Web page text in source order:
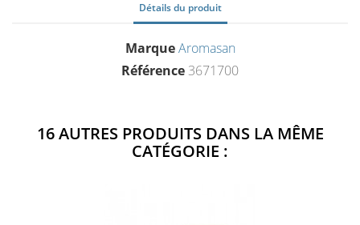
Détails du produit
Marque Aromasan
Référence 3671700
16 AUTRES PRODUITS DANS LA MÊME
CATÉGORIE :